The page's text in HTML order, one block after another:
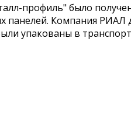
профиль" было
панелей. Компания РИАЛ
упакованы в